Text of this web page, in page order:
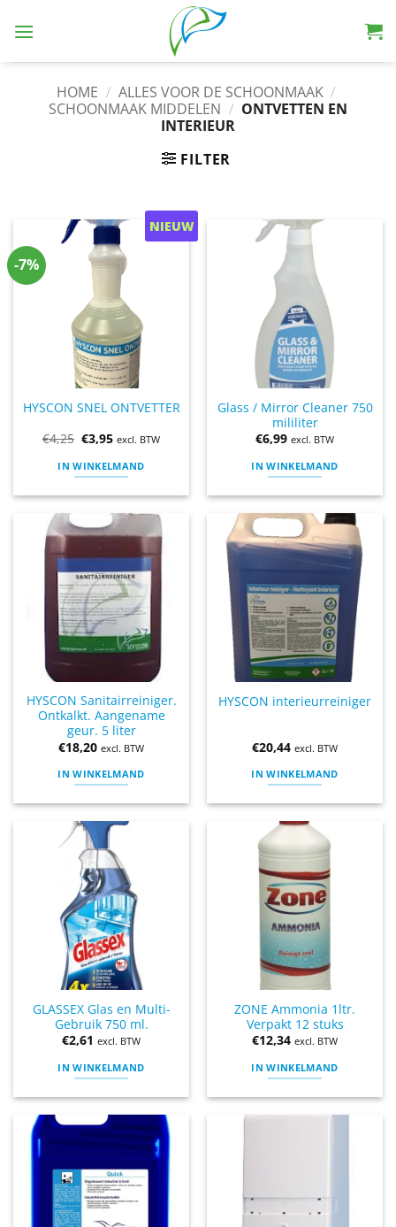
HOME / ALLES VOOR DE SCHOONMAAK /
SCHOONMAAK MIDDELEN / ONTVETTEN EN
INTERIEUR
FILTER
-7%
HYSCON SNEL ONTVETTER
€4,25 €3,95 excl. BTW
IN WINKELMAND
NIEUW
Glass / Mirror Cleaner 750
mililiter
€6,99 excl. BTW
IN WINKELMAND
HYSCON Sanitairreiniger.
Ontkalkt. Aangename
geur. 5 liter
€18,20 excl. BTW
IN WINKELMAND
HYSCON interieurreiniger
€20,44 excl. BTW
IN WINKELMAND
GLASSEX Glas en Multi-
Gebruik 750 ml.
€2,61 excl. BTW
IN WINKELMAND
ZONE Ammonia 1ltr.
Verpakt 12 stuks
€12,34 excl. BTW
IN WINKELMAND